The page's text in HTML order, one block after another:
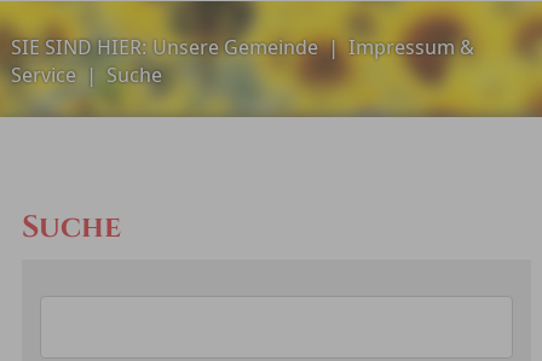
SIE SIND HIER:Unsere Gemeinde|Impressum &
Service | Suche
Suche